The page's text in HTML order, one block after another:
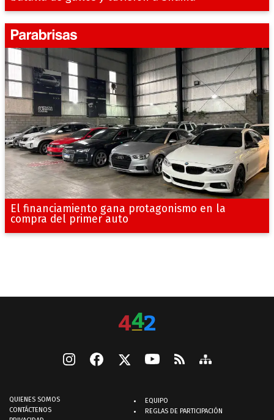
El financiamiento gana protagonismo en la
compra del primer auto
QUIENES SOMOS
CONTÁCTENOS
EQUIPO
REGLAS DE PARTICIPACIÓN